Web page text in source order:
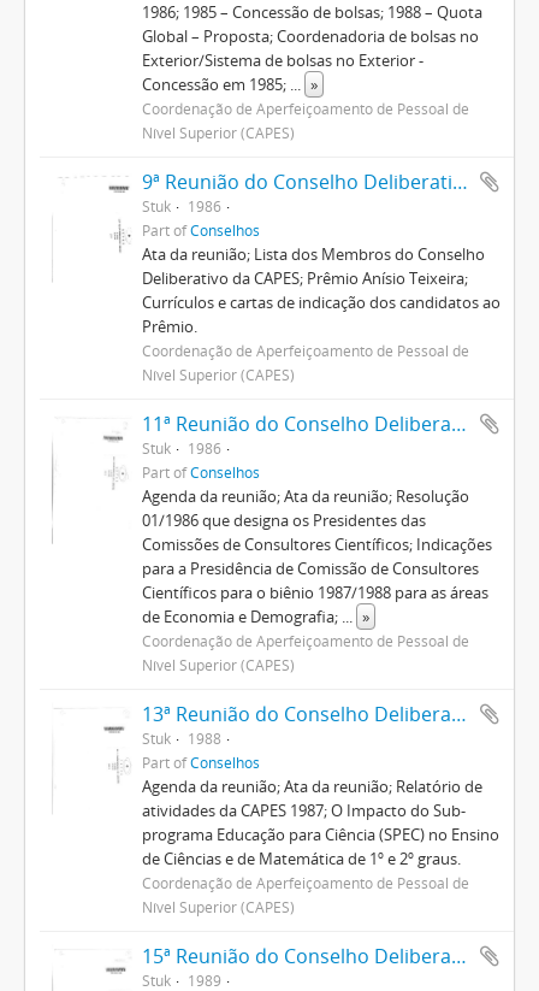
1986; 1985 – Concessão de bolsas; 1988 – Quota
Global – Proposta; Coordenadoria de bolsas no
Exterior/Sistema de bolsas no Exterior -
Concessão em 1985; ... »
Coordenação de Aperfeiçoamento de Pessoal de
Nível Superior (CAPES)
9ª Reunião do Conselho Deliberativo
Stuk
1986
Part ofConselhos
Ata da reunião; Lista dos Membros do Conselho
Deliberativo da CAPES; Prêmio Anísio Teixeira;
Currículos e cartas de indicação dos candidatos ao
Prêmio.
Coordenação de Aperfeiçoamento de Pessoal de
Nível Superior (CAPES)
11ª Reunião do Conselho Deliberativo
Stuk
1986
Part ofConselhos
Agenda da reunião; Ata da reunião; Resolução
01/1986 que designa os Presidentes das
Comissões de Consultores Científicos; Indicações
para a Presidência de Comissão de Consultores
Científicos para o biênio 1987/1988 para as áreas
de Economia e Demografia; ... »
Coordenação de Aperfeiçoamento de Pessoal de
Nível Superior (CAPES)
13ª Reunião do Conselho Deliberativo
Stuk
1988
Part ofConselhos
Agenda da reunião; Ata da reunião; Relatório de
atividades da CAPES 1987; O Impacto do Sub-
programa Educação para Ciência (SPEC) no Ensino
de Ciências e de Matemática de 1º e 2º graus.
Coordenação de Aperfeiçoamento de Pessoal de
Nível Superior (CAPES)
15ª Reunião do Conselho Deliberativo
Stuk
1989